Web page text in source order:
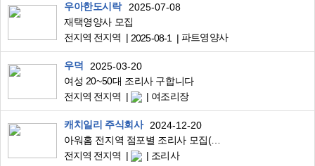
우아한도시락
2025-07-08
재택영양사 모집
전지역 전지역
2025-08-1 파트영양사
우덕
2025-03-20
여성 20~50대 조리사 구합니다
전지역 전지역
여조리장
캐치일리 주식회사
2024-12-20
아워홈 전지역 점포별 조리사 모집(상시)
전지역 전지역
조리사